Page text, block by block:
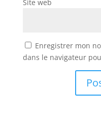
Site web
Enregistrer mon
dans le navigateur